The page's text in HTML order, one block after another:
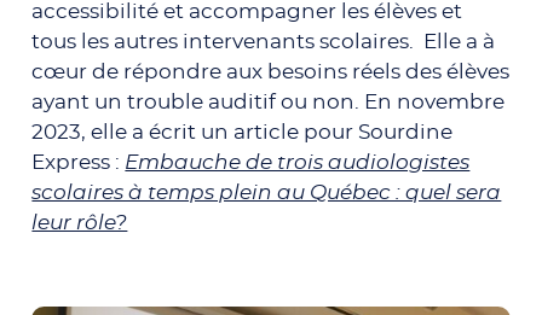
accessibilité et accompagner les élèves et
tous les autres intervenants scolaires. Elle a à
cœur de répondre aux besoins réels des élèves
ayant un trouble auditif ou non. En novembre
2023, elle a écrit un article pour Sourdine
Express : Embauche de trois audiologistes
scolaires à temps plein au Québec : quel sera
leur rôle?